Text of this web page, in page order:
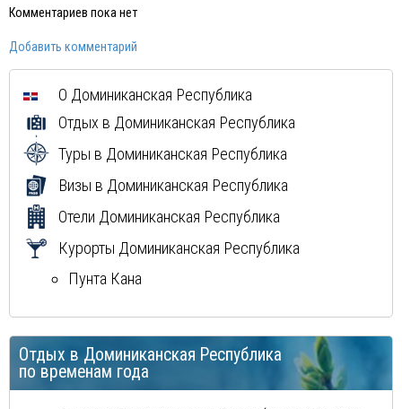
Россия
Мексика
Мальдивы
Комментариев пока нет
Добавить комментарий
О Доминиканская Республика
Отдых в Доминиканская Республика
Туры в Доминиканская Республика
Визы в Доминиканская Республика
Отели Доминиканская Республика
Курорты Доминиканская Республика
Пунта Кана
Отдых в Доминиканская Республика
по временам года